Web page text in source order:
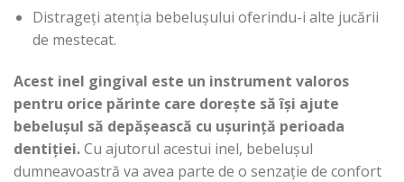
Distrageți atenția bebelușului oferindu-i alte jucării
de mestecat.
Acest inel gingival este un instrument valoros
pentru orice părinte care dorește să își ajute
bebelușul să depășească cu ușurință perioada
dentiției.Cu ajutorul acestui inel, bebelușul
dumneavoastră va avea parte de o senzație de confort